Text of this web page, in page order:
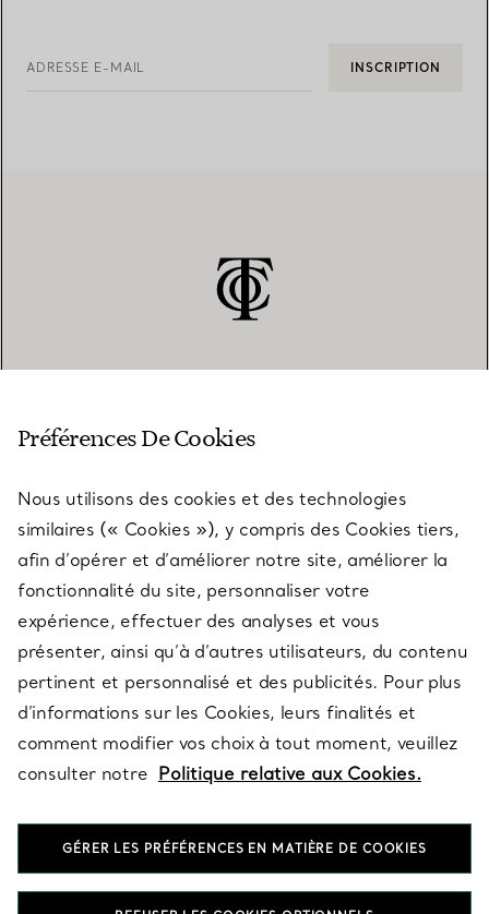
ADRESSE E-MAIL INSCRIPTION
SERVICES
À PROPOS
QUESTIONS LÉGALES
SUIVEZ-NOUS
Préférences De Cookies
Nous utilisons des cookies et des technologies
similaires (« Cookies »), y compris des Cookies tiers,
afin d’opérer et d’améliorer notre site, améliorer la
fonctionnalité du site, personnaliser votre
expérience, effectuer des analyses et vous
présenter, ainsi qu’à d’autres utilisateurs, du contenu
pertinent et personnalisé et des publicités. Pour plus
d’informations sur les Cookies, leurs finalités et
comment modifier vos choix à tout moment, veuillez
consulter notre Politique relative aux Cookies.
GÉRER LES PRÉFÉRENCES EN MATIÈRE DE COOKIES